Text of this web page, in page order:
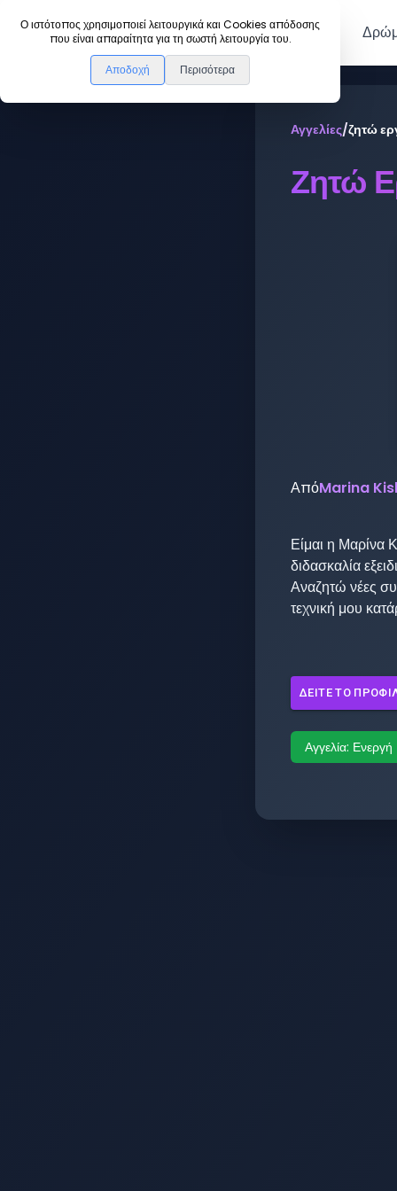
Ο ιστότοπος χρησιμοποιεί λειτουργικά και Cookies απόδοσης
που είναι απαραίτητα για τη σωστή λειτουργία του.
Αποδοχή Περισότερα
DanceLink Μέλη
Αγγελίες/ζητώ
Ζητώ
ΑπόMarina
Είμαι η Μαρίνα
διδασκαλία
Αναζητώ νέες
τεχνική μου
ΔΕΊΤΕ ΤΟ
Αγγελία: Ενεργή